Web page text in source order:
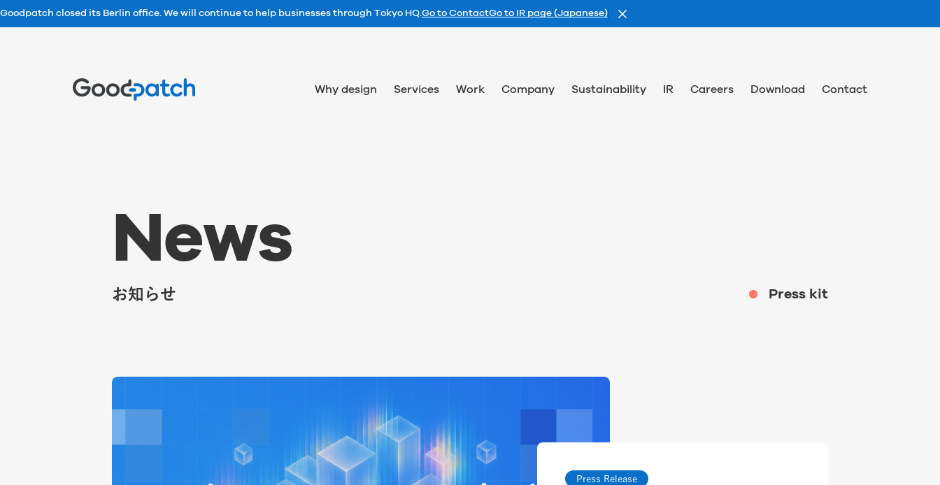
Goodpatch closed its Berlin office. We will continue to help businesses through Tokyo HQ.Go to ContactGo to IR page (Japanese)
Why design Services Work Company Sustainability IR Careers Download Contact
N ews
お知らせ Press kit
Press Release